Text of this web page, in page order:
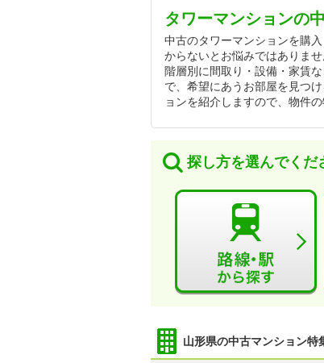
タワーマンションの
中古のタワーマンションを購
からないとお悩みではありま
階層別に間取り・設備・家賃
で、希望にあうお部屋を見つ
ョンを紹介しますので、物件
探し方を選んでくだ
山形県の中古マンション特